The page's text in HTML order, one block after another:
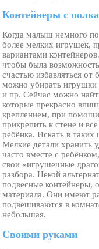
Контейнеры с
Когда малыш немного
более мелких игрушек,
вариантами
чтобы была
счастью избавляться от
можно убирать игрушки
и пр. Сейчас можно
которые прекрасно
креплением, при
прикрепить к стене и
ребёнка. Искать в
Мелкие детали хранить
часто вместе с
свои «игрушечные
разбора. Некой
подвесные контейнеры,
материала. Они имеют
подвешиваются в
небольшая.
Своими руками